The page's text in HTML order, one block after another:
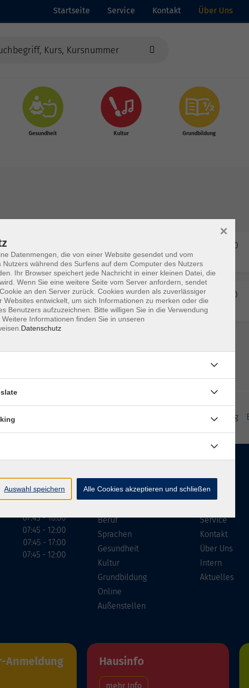
Startseite Service Kontakt Über Uns
Gesundheit Kultur Grundbildung
Di. 24.02.2026 18:00
Heiligenstadt
Di. 19.05.2026 18:00
Heiligenstadt
Impressum Widerrufsbelehrung
07:45 - 16:00
07:45 - 12:00
07:45 - 17:00
07:45 - 12:00
Programm
Beruf
Sprachen
Gesundheit
Kultur
Grundbildung
Online
Außenstellen
Inhalte
Service
Kontakt
Über Uns
Intern
Aktuelles
Anmeldung Hausinfo
mehr Info
Datenmengen, die von einer Website gesendet und vom
Nutzers während des Surfens auf dem Computer des Nutzers
Ihr Browser speichert jede Nachricht in einer kleinen Datei, die
Wenn Sie eine weitere Seite vom Server anfordern, sendet
an den Server zurück. Cookies wurden als zuverlässiger
Websites entwickelt, um sich Informationen zu merken oder die
Benutzers aufzuzeichnen. Bitte willigen Sie in die Verwendung
Informationen finden Sie in unseren
Datenschutz
×
Auswahl speichern Alle Cookies akzeptieren und schließen